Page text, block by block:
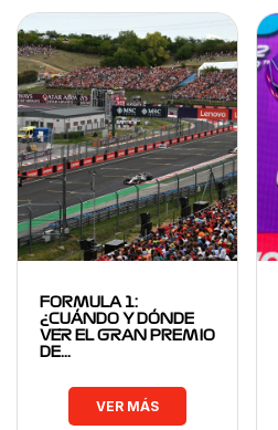
FORMULA 1:
¿CUÁNDO Y DÓNDE
VER EL GRAN PREMIO
DE…
VER MÁS